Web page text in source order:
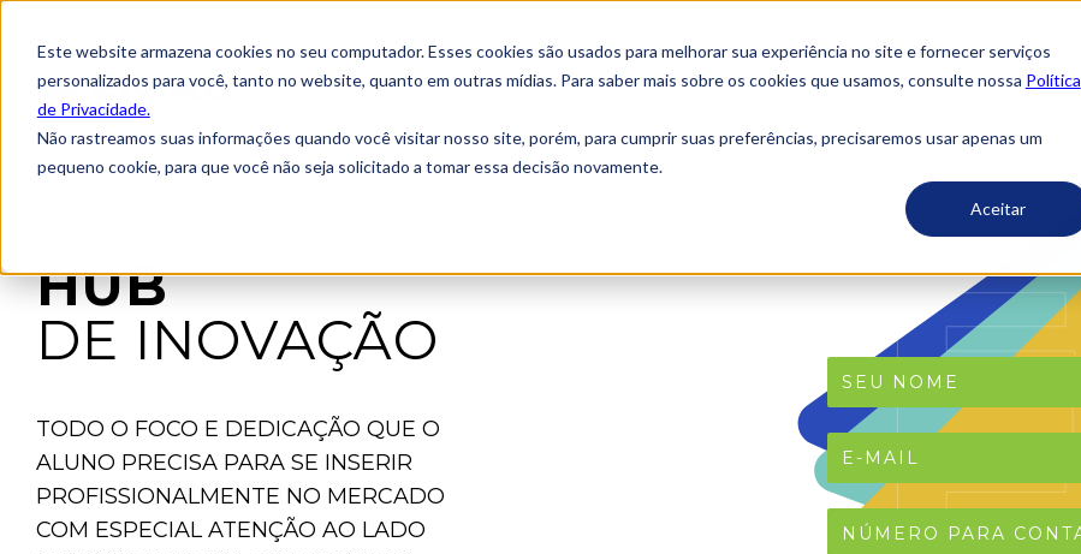
Este website armazena cookies no seu computador. Esses cookies são usados ​​para melhorar sua experiência no site e fornecer serviços
personalizados para você, tanto no website, quanto em outras mídias. Para saber mais sobre os cookies que usamos, consulte nossa Política
de Privacidade.
Não rastreamos suas informações quando você visitar nosso site, porém, para cumprir suas preferências, precisaremos usar apenas um
pequeno cookie, para que você não seja solicitado a tomar essa decisão novamente.
Aceitar
HUB
DE INOVAÇÃO
TODO O FOCO E DEDICAÇÃO QUE O
ALUNO PRECISA PARA SE INSERIR
PROFISSIONALMENTE NO MERCADO
COM ESPECIAL ATENÇÃO AO LADO